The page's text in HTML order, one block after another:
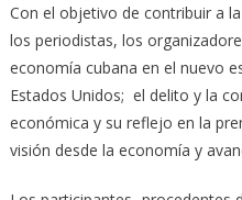
Con el objetivo de contribuir a
los periodistas, los
economía cubana en el nuevo
Estados Unidos; el delito y la
económica y su reflejo en la
visión desde la economía y